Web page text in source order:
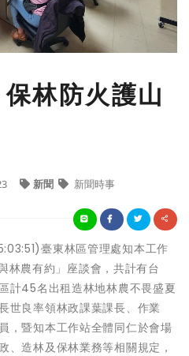
林防火護山
新聞 新聞時事
臺東林區管理處知本工作
林農有約」座談會，共計有台
計45名出租造林地林農不畏盛夏
世良率領林政課葉課長、作業
，暨知本工作站全體同仁於會場
、造林及保林業務等相關規定，